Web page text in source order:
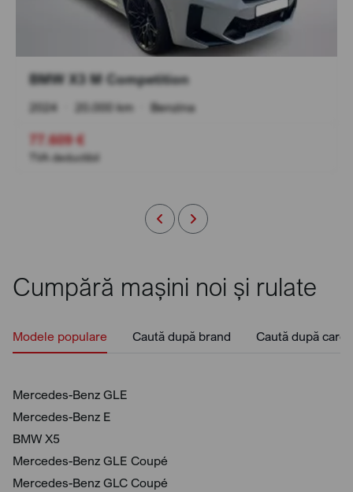
BMW X3 M Competition
2024 20.000 km Benzina
77.609 €
TVA deductibil
Cumpără mașini noi și rulate
Modele populare Caută după brand Caută după
Mercedes-Benz GLE
Mercedes-Benz E
BMW X5
Mercedes-Benz GLE Coupé
Mercedes-Benz GLC Coupé